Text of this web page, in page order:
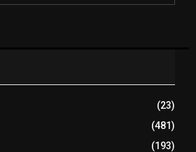
(23)
(481)
(193)